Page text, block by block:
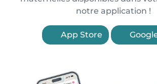
notre application !
App Store